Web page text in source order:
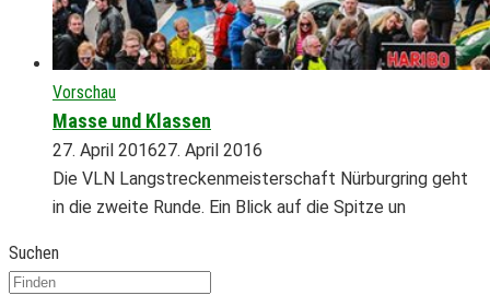
Vorschau
Masse und Klassen
27. April 201627. April 2016
Die VLN Langstreckenmeisterschaft Nürburgring geht
in die zweite Runde. Ein Blick auf die Spitze un
Suchen